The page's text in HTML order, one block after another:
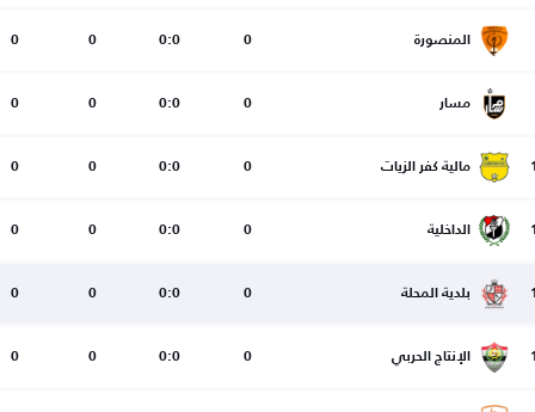
المنصورة 0
0:0
0
0
مسار 0
0:0
0
0
مالية كفر الزيات 0
0:0
0
0
الداخلية 0
0:0
0
0
بلدية المحلة 0
0:0
0
0
الإنتاج الحربي 0
0:0
0
0